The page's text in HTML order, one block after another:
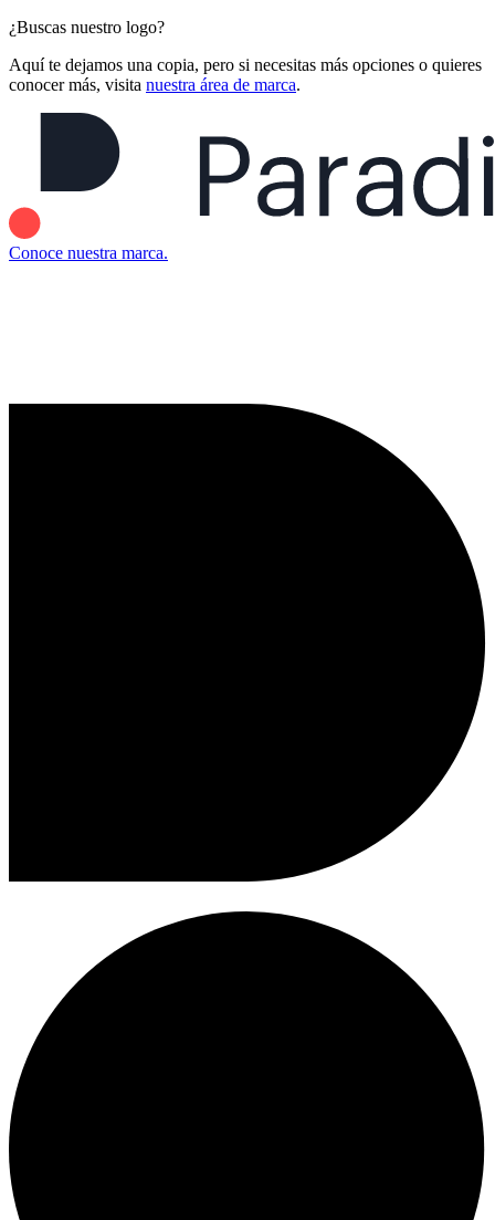
¿Buscas nuestro logo?
Aquí te dejamos una copia, pero si necesitas más opciones o quieres
conocer más, visita nuestra área de marca.
Conoce nuestra marca.